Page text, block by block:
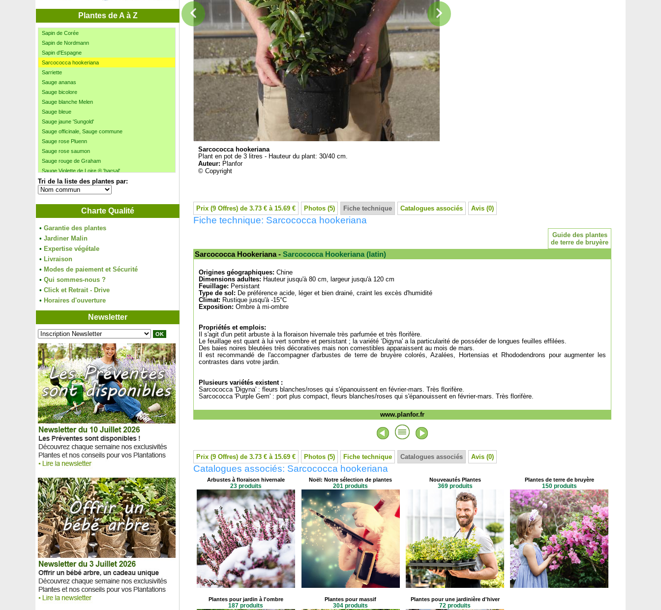
Plantes de A à Z
Santoline argentée
Sapin commun
Sapin de Corée
Sapin de Nordmann
Sapin d'Espagne
Sarcococca hookeriana
Sarriette
Sauge ananas
Sauge bicolore
Sauge blanche Melen
Sauge bleue
Sauge jaune 'Sungold'
Sauge officinale, Sauge commune
Sauge rose Pluenn
Sauge rose saumon
Sauge rouge de Graham
Sauge Violette de Loire ® 'barsal'
Saule amandier
Saule à oreillettes
Saule Coyote
Saule crevette 'Hakuro Nishiki'
Saule des vanniers
Saule faux-daphné
Saule fragile
Saule japonais à chatons roses
Saule laurier
Saule marsault
Saule pleureur
Saule rampant
Saule romarin
Saule tortueux
Savonnier
Schefflera Dalton
Schisandra à fleurs rouges
Séquoia géant
Séquoia toujours vert
Seringat
Seringat des jardins
Serpolet
Sophora du Japon
Sorbaire à feuilles de sorbier
Sorbier à gros fruits 'Burka'
Sorbier des oiseleurs
Spirée du Japon rose vif
Spirée rose à feuilles de Saule
Stevia
Stewartia pseudocamellia
Stewartia rostrata
Stipa arundinacea
Sumac de Virginie
Sureau doré colonnaire 'Golden Tower' ®
Sureau Noir
Sureau noir 'Black Lace'
Sureau rouge
Symphorine blanche, Arbre aux perles
Tri de la liste des plantes par:
Charte Qualité
• Garantie des plantes
• Jardiner Malin
• Expertise végétale
• Livraison
• Modes de paiement et Sécurité
• Qui sommes-nous ?
• Click et Retrait - Drive
• Horaires d'ouverture
Newsletter
Sarcococca hookeriana
Plant en pot de 3 litres - Hauteur du plant: 30/40 cm.
Auteur: Planfor
© Copyright
Prix (9 Offres) de 3.73 € à 15.69 € Photos (5) Fiche technique Catalogues associés Avis (0)
Fiche technique: Sarcococca hookeriana
Guide des plantes
de terre de bruyère
Sarcococca Hookeriana - Sarcococca Hookeriana (latin)
Origines géographiques: Chine
Dimensions adultes: Hauteur jusqu'à 80 cm, largeur jusqu'à 120 cm
Feuillage: Persistant
Type de sol: De préférence acide, léger et bien drainé, craint les excès d'humidité
Climat: Rustique jusqu'à -15°C
Exposition: Ombre à mi-ombre
Propriétés et emplois:
Il s'agit d'un petit arbuste à la floraison hivernale très parfumée et très florifère.
Le feuillage est quant à lui vert sombre et persistant ; la variété ‘Digyna' a la particularité de posséder de longues feuilles effilées.
Des baies noires bleutées très décoratives mais non comestibles apparaissent au mois de mars.
Il est recommandé de l'accompagner d'arbustes de terre de bruyère colorés, Azalées, Hortensias et Rhododendrons pour augmenter les
contrastes dans votre jardin.
Plusieurs variétés existent :
Sarcococca 'Digyna' : fleurs blanches/roses qui s'épanouissent en février-mars. Très florifère.
Sarcococca 'Purple Gem' : port plus compact, fleurs blanches/roses qui s'épanouissent en février-mars. Très florifère.
www.planfor.fr
Prix (9 Offres) de 3.73 € à 15.69 € Photos (5) Fiche technique Catalogues associés Avis (0)
Catalogues associés: Sarcococca hookeriana
Arbustes à floraison hivernale
23 produits
Noël: Notre sélection de plantes
201 produits
Nouveautés Plantes
369 produits
Plantes de terre de bruyère
150 produits
Plantes pour jardin à l'ombre
187 produits
Plantes pour massif
304 produits
Plantes pour une jardinière d'hiver
72 produits